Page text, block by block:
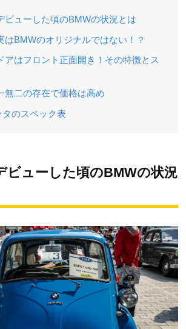
ビューした頃のBMWの状況とは
はBMWのオリジナルではない！？
アはフロント正面開き！その特徴とス
無二の存在で価格は高め
のスペック表
ビューした頃のBMWの状況